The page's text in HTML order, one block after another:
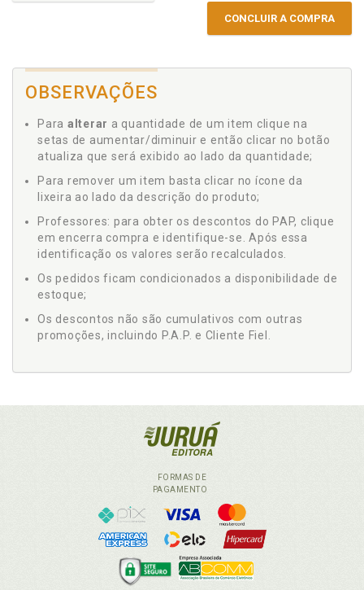
CONCLUIR A COMPRA
OBSERVAÇÕES
Para alterar a quantidade de um item clique na
setas de aumentar/diminuir e então clicar no botão
atualiza que será exibido ao lado da quantidade;
Para remover um item basta clicar no ícone da
lixeira ao lado da descrição do produto;
Professores: para obter os descontos do PAP, clique
em encerra compra e identifique-se. Após essa
identificação os valores serão recalculados.
Os pedidos ficam condicionados a disponibilidade de
estoque;
Os descontos não são cumulativos com outras
promoções, incluindo P.A.P. e Cliente Fiel.
FORMAS DE
PAGAMENTO